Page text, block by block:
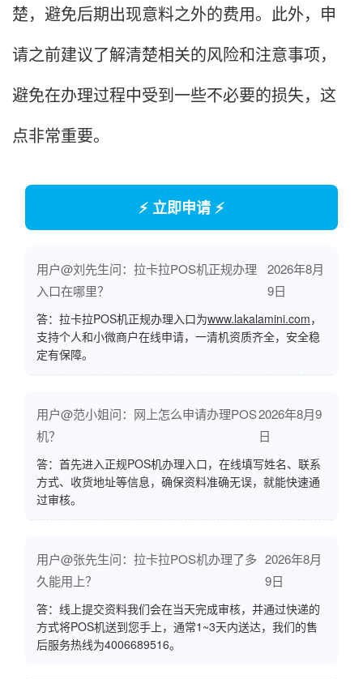
楚，避免后期出现意料之外的费用。此外，申
请之前建议了解清楚相关的风险和注意事项，
避免在办理过程中受到一些不必要的损失，这
点非常重要。
⚡ 立即申请 ⚡
用户@刘先生问：拉卡拉POS机正规办理
入口在哪里？
2026年8月
9日
答：拉卡拉POS机正规办理入口为www.lakalamini.com，
支持个人和小微商户在线申请，一清机资质齐全，安全稳
定有保障。
用户@范小姐问：网上怎么申请办理POS
机？
2026年8月9
日
答：首先进入正规POS机办理入口，在线填写姓名、联系
方式、收货地址等信息，确保资料准确无误，就能快速通
过审核。
用户@张先生问：拉卡拉POS机办理了多
久能用上？
2026年8月
9日
答：线上提交资料我们会在当天完成审核，并通过快递的
方式将POS机送到您手上，通常1~3天内送达，我们的售
后服务热线为4006689516。